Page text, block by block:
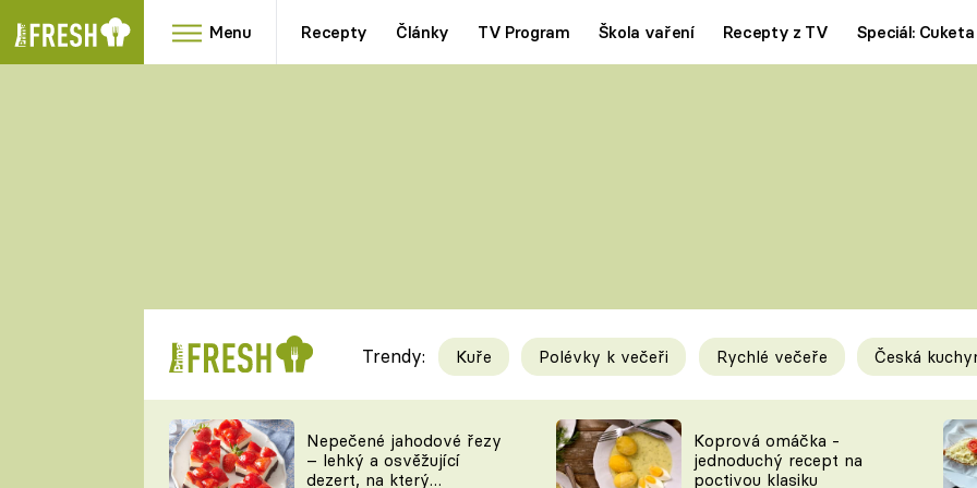
Menu Recepty Články TV Program Škola vaření Recepty z TV Speciál: Cuketa
RYCHLOVKY
Videorecepty
TEĎ VAŘÍ ŠÉF!
Tipy a triky
KAM ZA JÍDLEM
Trendy: Kuře Polévky k večeři Rychlé večeře Česká
Nepečené jahodové řezy
– lehký a osvěžující
dezert, na který
Koprová omáčka -
jednoduchý recept na
poctivou klasiku